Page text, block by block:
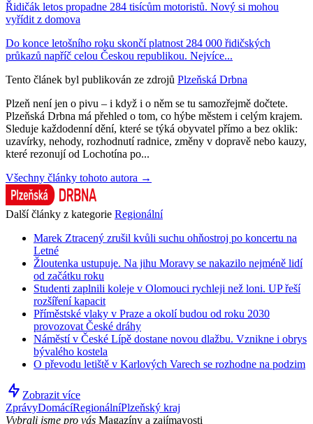
Řidičák letos propadne 284 tisícům motoristů. Nový si mohou
vyřídit z domova
Do konce letošního roku skončí platnost 284 000 řidičských
průkazů napříč celou Českou republikou. Nejvíce...
Tento článek byl publikován ze zdrojů Plzeňská Drbna
Plzeň není jen o pivu – i když i o něm se tu samozřejmě dočtete.
Plzeňská Drbna má přehled o tom, co hýbe městem i celým krajem.
Sleduje každodenní dění, které se týká obyvatel přímo a bez oklik:
uzavírky, nehody, rozhodnutí radnice, změny v dopravě nebo kauzy,
které rezonují od Lochotína po...
Všechny články tohoto autora →
Další články z kategorie Regionální
Marek Ztracený zrušil kvůli suchu ohňostroj po koncertu na
Letné
Žloutenka ustupuje. Na jihu Moravy se nakazilo nejméně lidí
od začátku roku
Studenti zaplnili koleje v Olomouci rychleji než loni. UP řeší
rozšíření kapacit
Příměstské vlaky v Praze a okolí budou od roku 2030
provozovat České dráhy
Náměstí v České Lípě dostane novou dlažbu. Vznikne i obrys
bývalého kostela
O převodu letiště v Karlových Varech se rozhodne na podzim
Zobrazit více
ZprávyDomácíRegionálníPlzeňský kraj
Vybrali jsme pro vás Magazíny a zajímavosti